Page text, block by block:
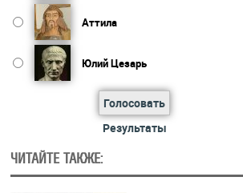
Аттила
Юлий Цезарь
Голосовать
Результаты
ЧИТАЙТЕ ТАКЖЕ: